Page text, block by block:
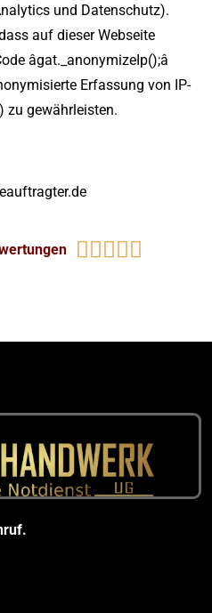
und Datenschutz).
auf dieser Webseite
âgat._anonymizeIp();â
Erfassung von IP-
zu gewährleisten.
